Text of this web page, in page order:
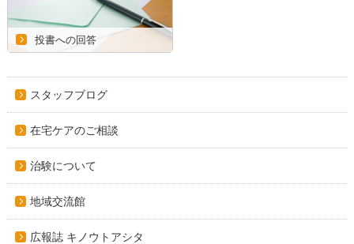
投書への回答
スタッフブログ
在宅ケアのご相談
治験について
地域交流館
広報誌 キノウトアシタ